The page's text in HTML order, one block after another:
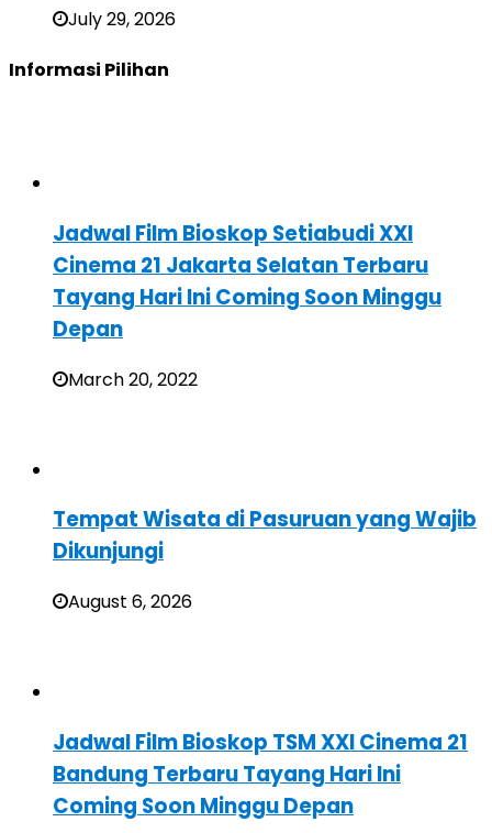
July 29, 2026
Informasi Pilihan
Jadwal Film Bioskop Setiabudi XXI
Cinema 21 Jakarta Selatan Terbaru
Tayang Hari Ini Coming Soon Minggu
Depan
March 20, 2022
Tempat Wisata di Pasuruan yang Wajib
Dikunjungi
August 6, 2026
Jadwal Film Bioskop TSM XXI Cinema 21
Bandung Terbaru Tayang Hari Ini
Coming Soon Minggu Depan